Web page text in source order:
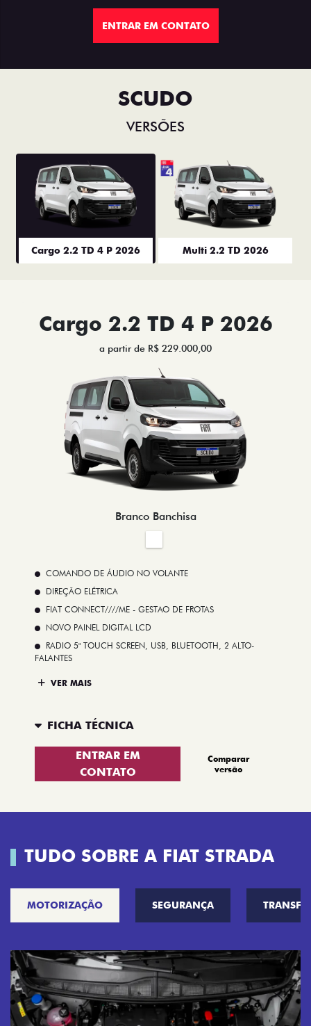
ENTRAR EM CONTATO
SCUDO
VERSÕES
Cargo 2.2 TD 4 P 2026 Multi 2.2 TD 2026
Cargo 2.2 TD 4 P 2026
a partir de R$ 229.000,00
Branco Banchisa
COMANDO DE ÁUDIO NO VOLANTE
DIREÇÃO ELÉTRICA
FIAT CONNECT////ME - GESTAO DE FROTAS
NOVO PAINEL DIGITAL LCD
RADIO 5" TOUCH SCREEN, USB, BLUETOOTH, 2 ALTO-
FALANTES
VER MAIS
FICHA TÉCNICA
ENTRAR EM
CONTATO
Comparar
versão
TUDO SOBRE A FIAT STRADA
MOTORIZAÇÃO SEGURANÇA